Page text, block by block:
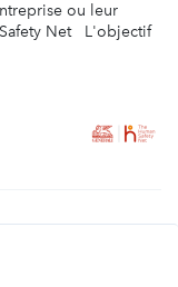
ou leur
Safety Net L'objectif